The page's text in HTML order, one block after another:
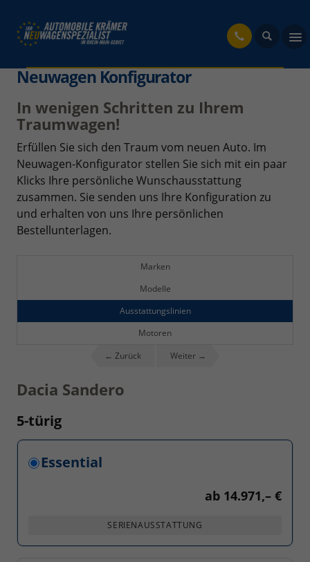
Neuwagen Konfigurator
In wenigen Schritten zu Ihrem
Traumwagen!
Erfüllen Sie sich den Traum vom neuen Auto. Im
Neuwagen-Konfigurator stellen Sie sich mit ein paar
Klicks Ihre persönliche Wunschausstattung
zusammen. Sie senden uns Ihre Konfiguration zu
und erhalten von uns Ihre persönlichen
Bestellunterlagen.
Marken
Modelle
Ausstattungslinien
Motoren
← Zurück
Weiter →
Dacia Sandero
5-türig
Essential
ab 14.971,– €
SERIENAUSSTATTUNG